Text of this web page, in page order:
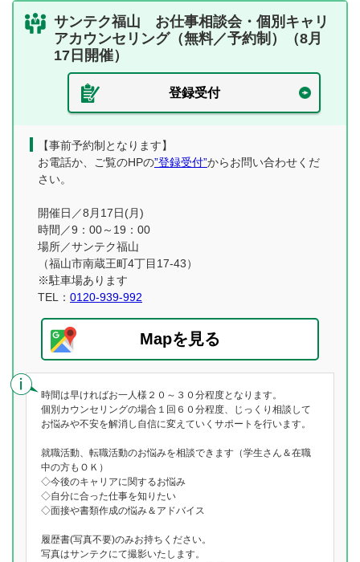
サンテク福山 お仕事相談会・個別キャリ
アカウンセリング（無料／予約制）（8月
17日開催）
登録受付
【事前予約制となります】
お電話か、ご覧のHPの”登録受付”からお問い合わせくだ
さい。
開催日／8月17日(月)
時間／9：00～19：00
場所／サンテク福山
（福山市南蔵王町4丁目17-43）
※駐車場あります
TEL： 0120-939-992
Mapを見る
時間は早ければお一人様２０～３０分程度となります。
個別カウンセリングの場合１回６０分程度、じっくり相談して
お悩みや不安を解消し自信に変えていくサポートを行います。
就職活動、転職活動のお悩みを相談できます（学生さん＆在職
中の方もＯＫ）
◇今後のキャリアに関するお悩み
◇自分に合った仕事を知りたい
◇面接や書類作成の悩み＆アドバイス
履歴書(写真不要)のみお持ちください。
写真はサンテクにて撮影いたします。